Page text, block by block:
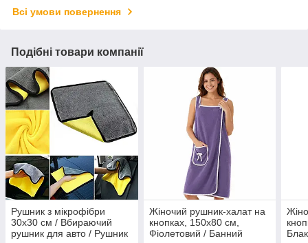
Всі умови повернення
Подібні товари компанії
Рушник з мікрофібри
30х30 см / Вбираючий
рушник для авто / Рушник
Жіночий рушник-халат на
кнопках, 150х80 см,
Фіолетовий / Банний